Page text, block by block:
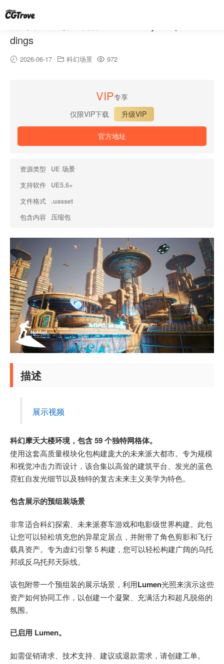
dings
2026-06-17 科幻场景 972
VIP专享
仅限VIP下载
升级VIP
官方地址
资源类型
UE 场景
支持软件 UE5.6+
文件格式 .uasset
包含内容
压缩包
描述
展示视频
科幻摩天大楼环境，包含 59 个独特网格体。
使用这套高质量模块化包构建庞大的未来派大都市。专为规模
和视觉冲击力而设计，该合集以高耸的建筑平台、发光的蓝色
霓虹自发光细节以及独特的复古未来主义美学为特色。
包含展示的预组装场景
非常适合科幻探索、未来派赛车游戏和电影级世界构建。此包
让您可以轻松填充您的异星定居点，并附带了角色剪影和飞行
载具资产。专为虚幻引擎 5 构建，您可以轻松构建广阔的乌托
邦或反乌托邦天际线。
该包附带一个预组装的展示场景，利用Lumen光照来演示这些
资产如何协同工作，以创建一个凝聚、充满活力和超凡脱俗的
氛围。
已启用 Lumen。
如需促销请求、技术支持、建议或退款需求，请创建工单。